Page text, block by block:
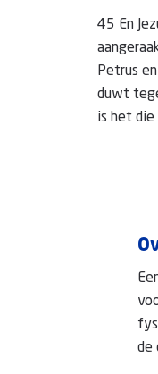
45 En
Petrus
duwt
is het die
de